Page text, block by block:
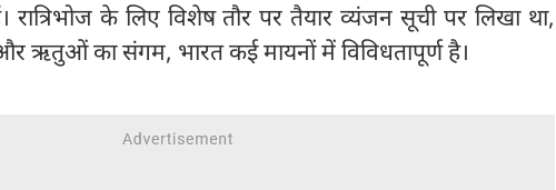
रात्रिभोज के लिए विशेष तौर पर तैयार व्यंजन सूची पर लिखा था,
और ऋतुओं का संगम, भारत कई मायनों में विविधतापूर्ण है।